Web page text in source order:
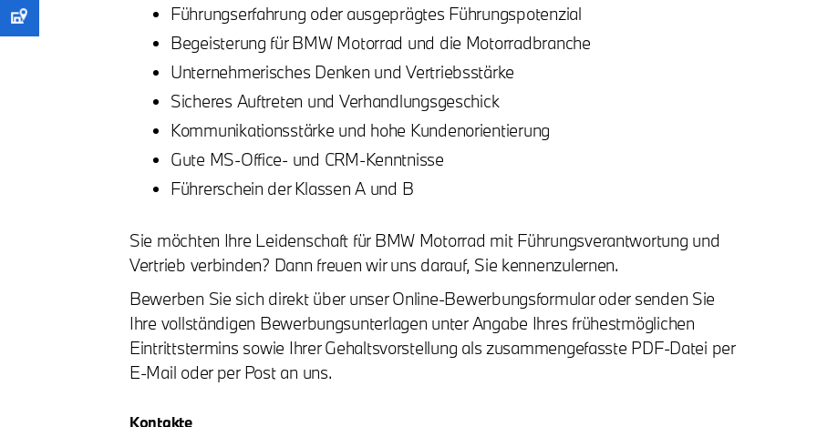
Führungserfahrung oder ausgeprägtes Führungspotenzial
Begeisterung für BMW Motorrad und die Motorradbranche
Unternehmerisches Denken und Vertriebsstärke
Sicheres Auftreten und Verhandlungsgeschick
Kommunikationsstärke und hohe Kundenorientierung
Gute MS-Office- und CRM-Kenntnisse
Führerschein der Klassen A und B
Sie möchten Ihre Leidenschaft für BMW Motorrad mit Führungsverantwortung und
Vertrieb verbinden? Dann freuen wir uns darauf, Sie kennenzulernen.
Bewerben Sie sich direkt über unser Online-Bewerbungsformular oder senden Sie
Ihre vollständigen Bewerbungsunterlagen unter Angabe Ihres frühestmöglichen
Eintrittstermins sowie Ihrer Gehaltsvorstellung als zusammengefasste PDF-Datei per
E-Mail oder per Post an uns.
Kontakte